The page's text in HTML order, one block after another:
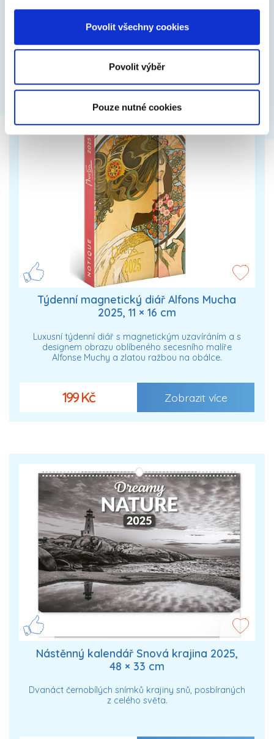
Povolit všechny cookies
Povolit výběr
Pouze nutné cookies
399 Kč Zobrazit více
Týdenní magnetický diář Alfons Mucha
2025, 11 × 16 cm
Luxusní týdenní diář s magnetickým uzavíráním a s
designem obrazu oblíbeného secesního malíře
Alfonse Muchy a zlatou ražbou na obálce.
199 Kč Zobrazit více
Nástěnný kalendář Snová krajina 2025,
48 × 33 cm
Dvanáct černobílých snímků krajiny snů, posbíraných
z celého světa.